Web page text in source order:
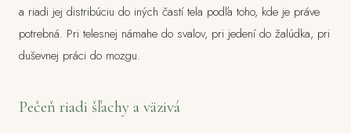
a riadi jej distribúciu do iných častí tela podľa toho, kde je práve
potrebná. Pri telesnej námahe do svalov, pri jedení do žalúdka, pri
duševnej práci do mozgu.
Pečeň riadi šľachy a väzivá